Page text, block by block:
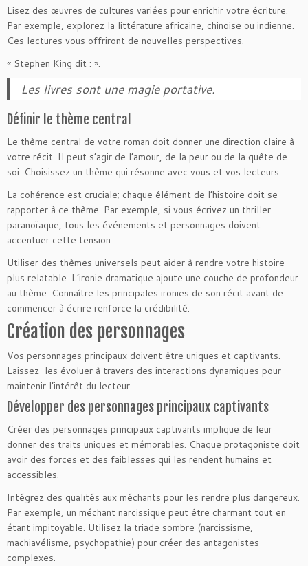
Lisez des œuvres de cultures variées pour enrichir votre écriture.
Par exemple, explorez la littérature africaine, chinoise ou indienne.
Ces lectures vous offriront de nouvelles perspectives.
« Stephen King dit : ».
Les livres sont une magie portative.
Définir le thème central
Le thème central de votre roman doit donner une direction claire à
votre récit. Il peut s’agir de l’amour, de la peur ou de la quête de
soi. Choisissez un thème qui résonne avec vous et vos lecteurs.
La cohérence est cruciale; chaque élément de l’histoire doit se
rapporter à ce thème. Par exemple, si vous écrivez un thriller
paranoïaque, tous les événements et personnages doivent
accentuer cette tension.
Utiliser des thèmes universels peut aider à rendre votre histoire
plus relatable. L’ironie dramatique ajoute une couche de profondeur
au thème. Connaître les principales ironies de son récit avant de
commencer à écrire renforce la crédibilité.
Création des personnages
Vos personnages principaux doivent être uniques et captivants.
Laissez-les évoluer à travers des interactions dynamiques pour
maintenir l’intérêt du lecteur.
Développer des personnages principaux captivants
Créer des personnages principaux captivants implique de leur
donner des traits uniques et mémorables. Chaque protagoniste doit
avoir des forces et des faiblesses qui les rendent humains et
accessibles.
Intégrez des qualités aux méchants pour les rendre plus dangereux.
Par exemple, un méchant narcissique peut être charmant tout en
étant impitoyable. Utilisez la triade sombre (narcissisme,
machiavélisme, psychopathie) pour créer des antagonistes
complexes.